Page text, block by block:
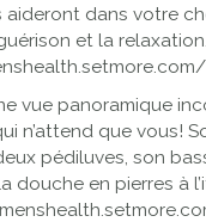
aideront dans votre
et la
vue panoramique
n’attend que vous!
pédiluves, son
douche en pierres à